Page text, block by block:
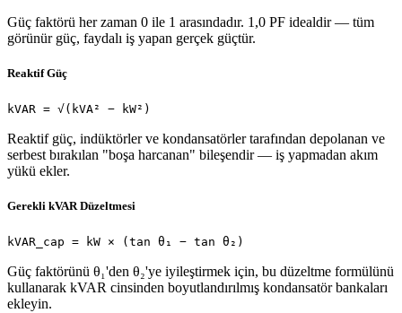
Güç faktörü her zaman 0 ile 1 arasındadır. 1,0 PF idealdir — tüm
görünür güç, faydalı iş yapan gerçek güçtür.
Reaktif Güç
kVAR = √(kVA² − kW²)
Reaktif güç, indüktörler ve kondansatörler tarafından depolanan ve
serbest bırakılan "boşa harcanan" bileşendir — iş yapmadan akım
yükü ekler.
Gerekli kVAR Düzeltmesi
kVAR_cap = kW × (tan θ₁ − tan θ₂)
Güç faktörünü θ₁'den θ₂'ye iyileştirmek için, bu düzeltme formülünü
kullanarak kVAR cinsinden boyutlandırılmış kondansatör bankaları
ekleyin.